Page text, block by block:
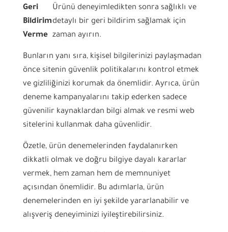
Geri
Bildirim
Verme
Ürünü deneyimledikten sonra sağlıklı ve
detaylı bir geri bildirim sağlamak için
zaman ayırın.
Bunların yanı sıra, kişisel bilgilerinizi paylaşmadan
önce sitenin güvenlik politikalarını kontrol etmek
ve gizliliğinizi korumak da önemlidir. Ayrıca, ürün
deneme kampanyalarını takip ederken sadece
güvenilir kaynaklardan bilgi almak ve resmi web
sitelerini kullanmak daha güvenlidir.
Özetle, ürün denemelerinden faydalanırken
dikkatli olmak ve doğru bilgiye dayalı kararlar
vermek, hem zaman hem de memnuniyet
açısından önemlidir. Bu adımlarla, ürün
denemelerinden en iyi şekilde yararlanabilir ve
alışveriş deneyiminizi iyileştirebilirsiniz.